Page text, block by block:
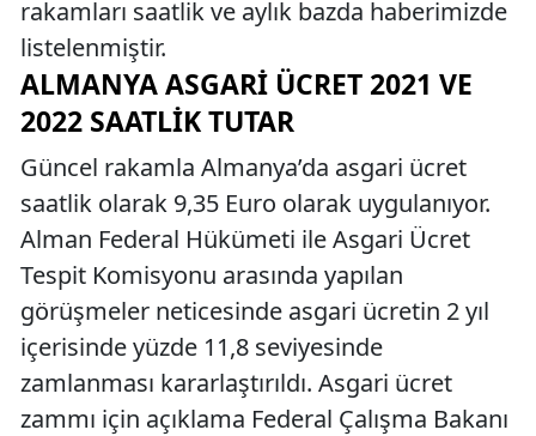
rakamları saatlik ve aylık bazda haberimizde
listelenmiştir.
ALMANYA ASGARI ÜCRET 2021 VE
2022 SAATLIK TUTAR
Güncel rakamla Almanya’da asgari ücret
saatlik olarak 9,35 Euro olarak uygulanıyor.
Alman Federal Hükümeti ile Asgari Ücret
Tespit Komisyonu arasında yapılan
görüşmeler neticesinde asgari ücretin 2 yıl
içerisinde yüzde 11,8 seviyesinde
zamlanması kararlaştırıldı. Asgari ücret
zammı için açıklama Federal Çalışma Bakanı